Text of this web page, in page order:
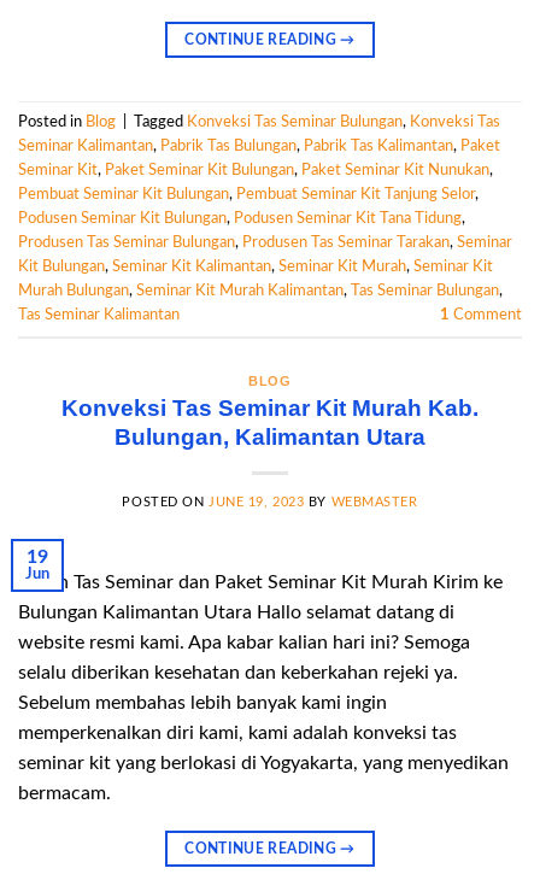
CONTINUE READING→
Posted in Blog Tagged Konveksi Tas Seminar Bulungan, Konveksi Tas
Seminar Kalimantan, Pabrik Tas Bulungan, Pabrik Tas Kalimantan, Paket
Seminar Kit, Paket Seminar Kit Bulungan, Paket Seminar Kit Nunukan,
Pembuat Seminar Kit Bulungan, Pembuat Seminar Kit Tanjung Selor,
Podusen Seminar Kit Bulungan, Podusen Seminar Kit Tana Tidung,
Produsen Tas Seminar Bulungan, Produsen Tas Seminar Tarakan, Seminar
Kit Bulungan, Seminar Kit Kalimantan, Seminar Kit Murah, Seminar Kit
Murah Bulungan, Seminar Kit Murah Kalimantan, Tas Seminar Bulungan,
Tas Seminar Kalimantan
1 Comment
BLOG
Konveksi Tas Seminar Kit Murah Kab.
Bulungan, Kalimantan Utara
POSTED ONJUNE 19, 2023 BY WEBMASTER
19
Jun
Pesan Tas Seminar dan Paket Seminar Kit Murah Kirim ke
Bulungan Kalimantan Utara Hallo selamat datang di
website resmi kami. Apa kabar kalian hari ini? Semoga
selalu diberikan kesehatan dan keberkahan rejeki ya.
Sebelum membahas lebih banyak kami ingin
memperkenalkan diri kami, kami adalah konveksi tas
seminar kit yang berlokasi di Yogyakarta, yang menyedikan
bermacam.
CONTINUE READING→